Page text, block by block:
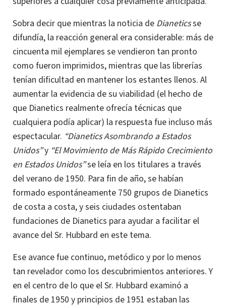
Sobra decir que mientras la noticia de Dianeticsse
difundía, la reacción general era considerable: más de
cincuenta mil ejemplares se vendieron tan pronto
como fueron imprimidos, mientras que las librerías
tenían dificultad en mantener los estantes llenos. Al
aumentar la evidencia de su viabilidad (el hecho de
que Dianetics realmente ofrecía técnicas que
cualquiera podía aplicar) la respuesta fue incluso más
espectacular. “DianeticsAsombrando a Estados
Unidos”y “El Movimiento de Más Rápido Crecimiento
en Estados Unidos”se leía en los titulares a través
del verano de 1950. Para fin de año, se habían
formado espontáneamente 750 grupos de Dianetics
de costa a costa, y seis ciudades ostentaban
fundaciones de Dianetics para ayudar a facilitar el
avance del Sr. Hubbard en este tema.
Ese avance fue continuo, metódico y por lo menos
tan revelador como los descubrimientos anteriores. Y
en el centro de lo que el Sr. Hubbard examinó a
finales de 1950 y principios de 1951 estaban las